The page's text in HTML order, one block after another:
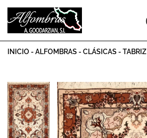
INICIO - ALFOMBRAS - CLÁSICAS - TABRIZ